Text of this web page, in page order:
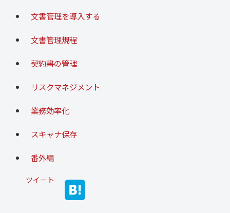
文書管理を導入する
文書管理規程
契約書の管理
リスクマネジメント
業務効率化
スキャナ保存
番外編
ツイート